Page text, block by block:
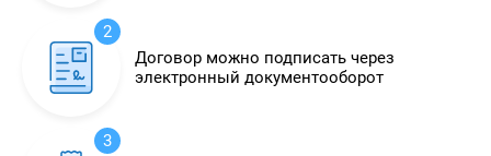
2
Договор можно подписать через
электронный документооборот
3